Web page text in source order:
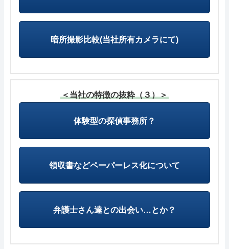
暗所撮影比較(当社所有カメラにて)
＜当社の特徴の抜粋（３）＞
体験型の探偵事務所？
領収書などペーパーレス化について
弁護士さん達との出会い…とか？